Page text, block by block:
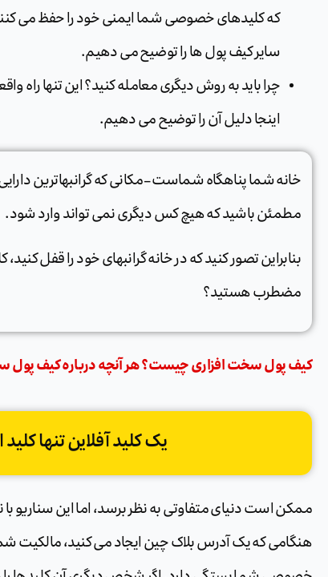
که کلیدهای خصوصی شما ایمنی خود را حفظ می
سایر کیف پول ها را توضیح می دهیم.
چرا باید به روش دیگری معامله کنید؟ این تنها راه
اینجا دلیل آن را توضیح می دهیم.
خانه شما پناهگاه شماست – مکانی که گرانبهاترین
مطمئن باشید که هیچ کس دیگری نمی تواند وارد شود.
بنابراین تصور کنید که در خانه گرانبهای خود را قفل
مضطرب هستید؟
کیف پول سخت افزاری چیست؟ هر آنچه درباره کیف پول
یک کلید آفلاین تنها
ممکن است دنیای متفاوتی به نظر برسد، اما این سناریو
هنگامی که یک آدرس بلاک چین ایجاد می کنید، مالکیت